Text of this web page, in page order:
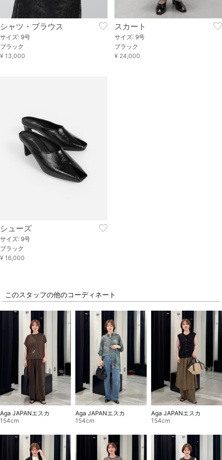
シャツ・ブラウス
サイズ: 9号
ブラック
¥ 13,000
スカート
サイズ: 9号
ブラック
¥ 24,000
シューズ
サイズ: 9号
ブラック
¥ 16,000
このスタッフの他のコーディネート
Aga JAPANエスカ
154cm
Aga JAPANエスカ
154cm
Aga JAPANエスカ
154cm